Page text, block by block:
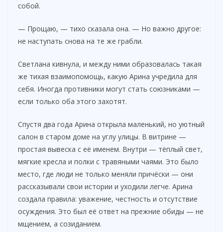
собой.
— Прощаю, — тихо сказала она. — Но важно другое:
не наступать снова на те же грабли.
Светлана кивнула, и между ними образовалась такая
же тихая взаимопомощь, какую Арина учредила для
себя. Иногда противники могут стать союзниками —
если только оба этого захотят.
Спустя два года Арина открыла маленький, но уютный
салон в старом доме на углу улицы. В витрине —
простая вывеска с её именем. Внутри — тёплый свет,
мягкие кресла и полки с травяными чаями. Это было
место, где люди не только меняли причёски — они
рассказывали свои истории и уходили легче. Арина
создала правила: уважение, честность и отсутствие
осуждения. Это был её ответ на прежние обиды — не
мщением, а созиданием.